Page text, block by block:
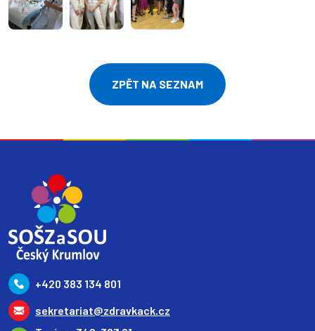
ZPĚT NA SEZNAM
+420 383 134 801
sekretariat@zdravkack.cz